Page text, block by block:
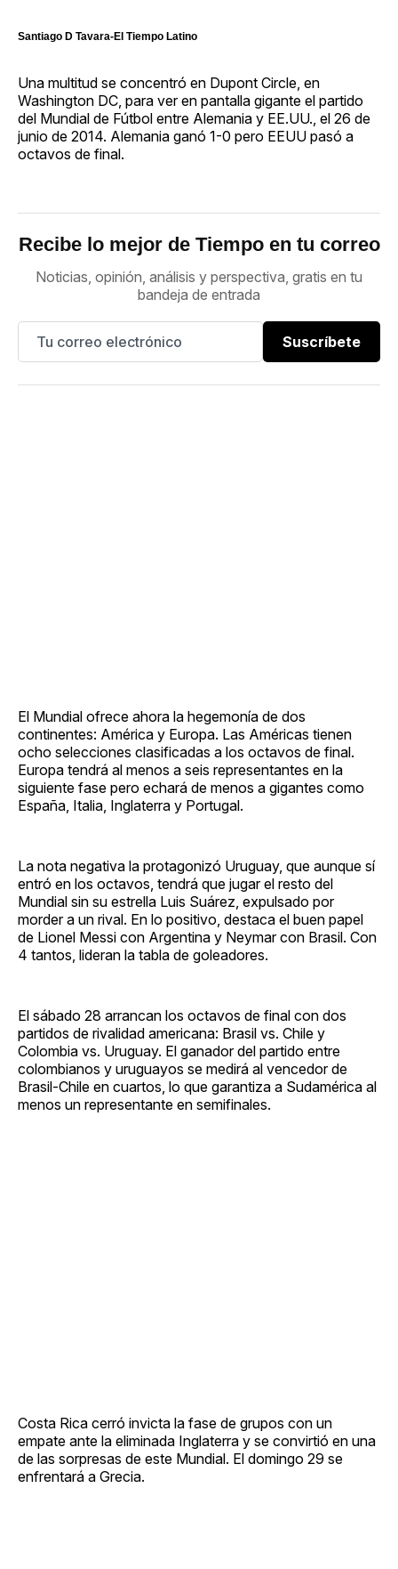
Santiago D Tavara-El Tiempo Latino
Una multitud se concentró en Dupont Circle, en
Washington DC, para ver en pantalla gigante el partido
del Mundial de Fútbol entre Alemania y EE.UU., el 26 de
junio de 2014. Alemania ganó 1-0 pero EEUU pasó a
octavos de final.
Recibe lo mejor de Tiempo en tu correo
Noticias, opinión, análisis y perspectiva, gratis en tu
bandeja de entrada
Suscríbete
El Mundial ofrece ahora la hegemonía de dos
continentes: América y Europa. Las Américas tienen
ocho selecciones clasificadas a los octavos de final.
Europa tendrá al menos a seis representantes en la
siguiente fase pero echará de menos a gigantes como
España, Italia, Inglaterra y Portugal.
La nota negativa la protagonizó Uruguay, que aunque sí
entró en los octavos, tendrá que jugar el resto del
Mundial sin su estrella Luis Suárez, expulsado por
morder a un rival. En lo positivo, destaca el buen papel
de Lionel Messi con Argentina y Neymar con Brasil. Con
4 tantos, lideran la tabla de goleadores.
El sábado 28 arrancan los octavos de final con dos
partidos de rivalidad americana: Brasil vs. Chile y
Colombia vs. Uruguay. El ganador del partido entre
colombianos y uruguayos se medirá al vencedor de
Brasil-Chile en cuartos, lo que garantiza a Sudamérica al
menos un representante en semifinales.
Costa Rica cerró invicta la fase de grupos con un
empate ante la eliminada Inglaterra y se convirtió en una
de las sorpresas de este Mundial. El domingo 29 se
enfrentará a Grecia.